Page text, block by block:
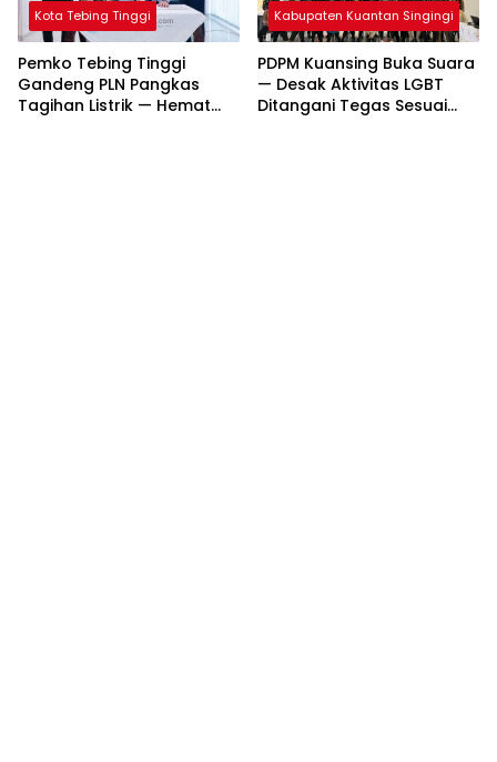
Kota Tebing Tinggi
Pemko Tebing Tinggi
Gandeng PLN Pangkas
Tagihan Listrik — Hemat
Kabupaten Kuantan Singingi
PDPM Kuansing Buka Suara
— Desak Aktivitas LGBT
Ditangani Tegas Sesuai